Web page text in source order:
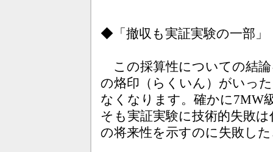
◆「撤収も実証実験の一部」
この採算性についての結
の烙印（らくいん）がいっ
なくなります。確かに7MW
そも実証実験に技術的失敗
の将来性を示すのに失敗し